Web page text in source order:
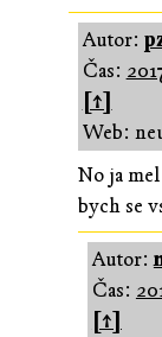
Autor:
Čas:
[↑]
Web:
No ja
bych se
Autor:
Čas:
[↑]